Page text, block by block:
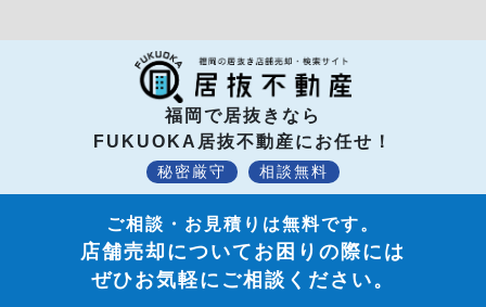
福岡で居抜きなら
FUKUOKA居抜不動産にお任せ！
秘密厳守 相談無料
ご相談・お見積りは無料です。
店舗売却についてお困りの際には
ぜひお気軽にご相談ください。